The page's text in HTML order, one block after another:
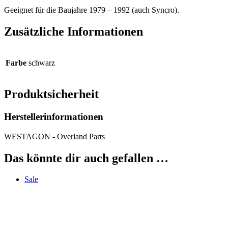
Geeignet für die Baujahre 1979 – 1992 (auch Syncro).
Zusätzliche Informationen
Farbe schwarz
Produktsicherheit
Herstellerinformationen
WESTAGON - Overland Parts
Das könnte dir auch gefallen …
Sale